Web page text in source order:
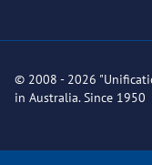
© 2008 - 2026
in Australia. Since 1950